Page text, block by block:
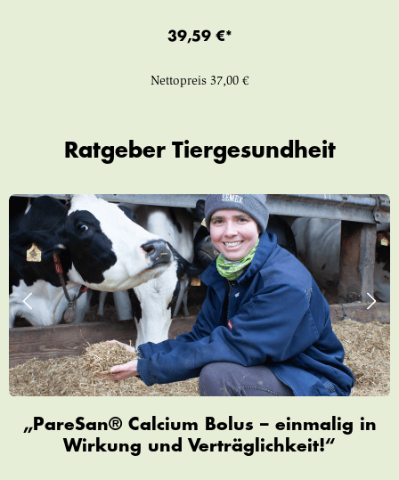
39,59 €*
Nettopreis 37,00 €
Ratgeber Tiergesundheit
„PareSan® Calcium Bolus – einmalig in
Wirkung und Verträglichkeit!“